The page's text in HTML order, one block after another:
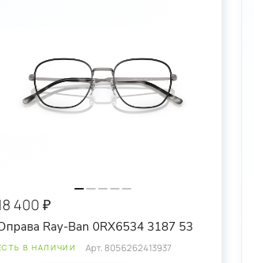
400 ₽
Ray-Ban 0RX6534 3187 53
В НАЛИЧИИ Арт.8056262413937